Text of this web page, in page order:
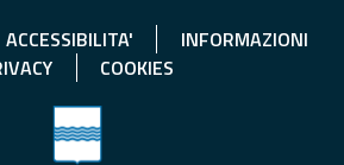
ACCESSIBILITA'
INFORMAZIONI
COOKIES